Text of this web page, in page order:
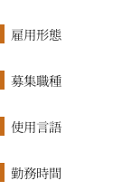
雇用形態
募集職種
使用言語
勤務時間